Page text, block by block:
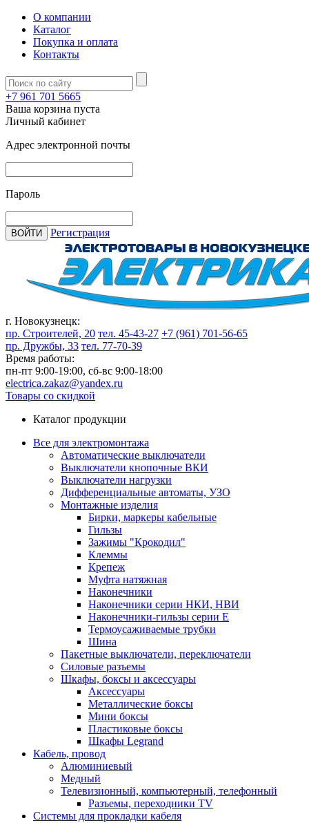
О компании
Каталог
Покупка и оплата
Контакты
+7 961 701 5665
Ваша корзина пуста
Личный кабинет
Адрес электронной почты
Пароль
ВОЙТИ Регистрация
г. Новокузнецк:
пр. Строителей, 20 тел. 45-43-27 +7 (961) 701-56-65
пр. Дружбы, 33 тел. 77-70-39
Время работы:
пн-пт 9:00-19:00, сб-вс 9:00-18:00
electrica.zakaz@yandex.ru
Товары со скидкой
Каталог продукции
Все для электромонтажа
Автоматические выключатели
Выключатели кнопочные ВКИ
Выключатели нагрузки
Дифференциальные автоматы, УЗО
Монтажные изделия
Бирки, маркеры кабельные
Гильзы
Зажимы "Крокодил"
Клеммы
Крепеж
Муфта натяжная
Наконечники
Наконечники серии НКИ, НВИ
Наконечники-гильзы серии Е
Термоусаживаемые трубки
Шина
Пакетные выключатели, переключатели
Силовые разъемы
Шкафы, боксы и аксессуары
Аксессуары
Металлические боксы
Мини боксы
Пластиковые боксы
Шкафы Legrand
Кабель, провод
Алюминиевый
Медный
Телевизионный, компьютерный, телефонный
Разъемы, переходники TV
Системы для прокладки кабеля